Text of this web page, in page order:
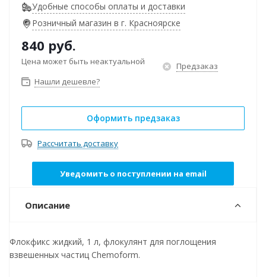
Удобные способы оплаты и доставки
Розничный магазин в г. Красноярске
840 руб.
Цена может быть неактуальной
Предзаказ
Нашли дешевле?
Оформить предзаказ
Рассчитать доставку
Уведомить о поступлении на email
Описание
Флокфикс жидкий, 1 л, флокулянт для поглощения
взвешенных частиц Chemoform.